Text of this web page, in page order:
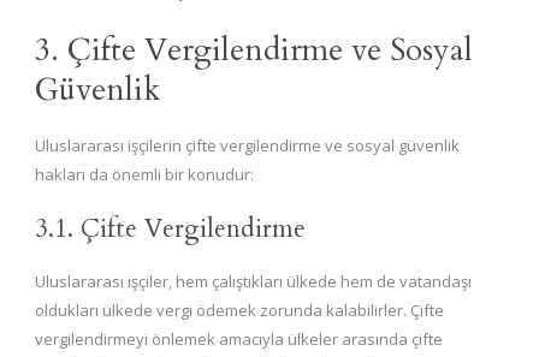
3. Çifte Vergilendirme ve Sosyal
Güvenlik
Uluslararası işçilerin çifte vergilendirme ve sosyal güvenlik
hakları da önemli bir konudur:
3.1. Çifte Vergilendirme
Uluslararası işçiler, hem çalıştıkları ülkede hem de vatandaşı
oldukları ülkede vergi ödemek zorunda kalabilirler. Çifte
vergilendirmeyi önlemek amacıyla ülkeler arasında çifte